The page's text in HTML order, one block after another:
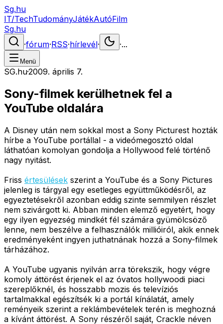
Sg.hu
IT/TechTudományJátékAutóFilm
Sg.hu
·fórum·RSS·hírlevél· ·...
Menü
SG.hu·2009. április 7.
Sony-filmek kerülhetnek fel a
YouTube oldalára
A Disney után nem sokkal most a Sony Picturest hozták
hírbe a YouTube portállal - a videómegosztó oldal
láthatóan komolyan gondolja a Hollywood felé történő
nagy nyitást.
Friss értesülések szerint a YouTube és a Sony Pictures
jelenleg is tárgyal egy esetleges együttműködésről, az
egyeztetésekről azonban eddig szinte semmilyen részlet
nem szivárgott ki. Abban minden elemző egyetért, hogy
egy ilyen egyezség mindkét fél számára gyümölcsöző
lenne, nem beszélve a felhasználók millióiról, akik ennek
eredményeként ingyen juthatnának hozzá a Sony-filmek
tárházához.
A YouTube ugyanis nyilván arra törekszik, hogy végre
komoly áttörést érjenek el az óvatos hollywoodi piaci
szereplőknél, és hosszabb mozis és televíziós
tartalmakkal egészítsék ki a portál kínálatát, amely
reményeik szerint a reklámbevételek terén is meghozná
a kívánt áttörést. A Sony részéről saját, Crackle néven